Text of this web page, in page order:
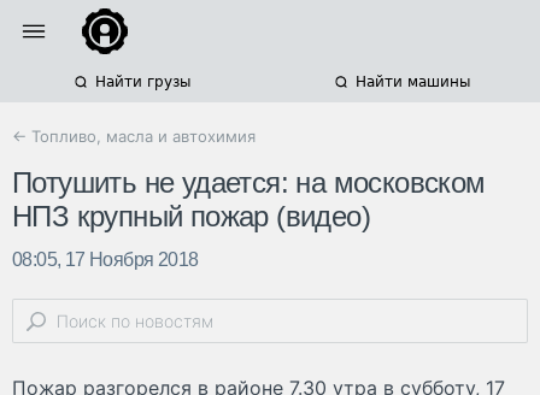
Найти грузы Найти машины
← Топливо, масла и автохимия
Потушить не удается: на московском
НПЗ крупный пожар (видео)
08:05, 17 Ноября 2018
Пожар разгорелся в районе 7.30 утра в субботу, 17